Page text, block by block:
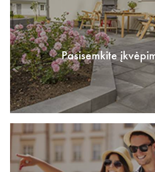
Pasisemkite